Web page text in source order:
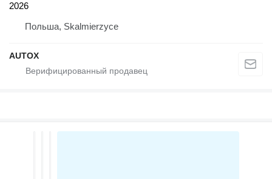
2026
Польша, Skalmierzyce
AUTOX